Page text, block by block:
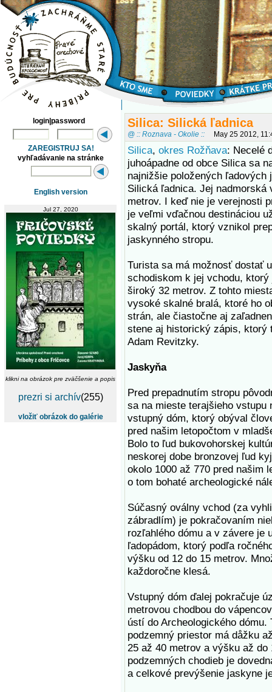
login|password
ZAREGISTRUJ SA!
vyhľadávanie na stránke
English version
Jul 27, 2020
klikni na obrázok pre zväčšenie a popis
prezri si archív(255)
vložiť obrázok do galérie
Silica: Silická ľadnica
@ :: Roznava - Okolie :: May 25 2012,
Silica, okres Rožňava: Necelé
juhoápadne od obce Silica sa
najnižšie položených ľadových
Silická ľadnica. Jej nadmorská
metrov. I keď nie je verejnosti
je veľmi vďačnou destináciou
skalný portál, ktorý vznikol
jaskynného stropu.
Turista sa má možnosť dostať
schodiskom k jej vchodu,
široký 32 metrov. Z tohto
vysoké skalné bralá, ktoré ho
strán, ale čiastočne aj
stene aj historický zápis, ktorý
Adam Revitzky.
Jaskyňa
Pred prepadnutím stropu
sa na mieste terajšieho vstupu
vstupný dóm, ktorý obýval
pred našim letopočtom v
Bolo to ľud bukovohorskej
neskorej dobe bronzovej ľud
okolo 1000 až 770 pred našim
o tom bohaté archeologické
Súčasný oválny vchod (za
zábradlím) je pokračovaním
rozľahlého dómu a v závere je
ľadopádom, ktorý podľa
výšku od 12 do 15 metrov.
každoročne klesá.
Vstupný dóm ďalej pokračuje
metrovou chodbou do
ústí do Archeologického dómu.
podzemný priestor má dåžku
25 až 40 metrov a výšku až do
podzemných chodieb je
a celkové prevýšenie jaskyne